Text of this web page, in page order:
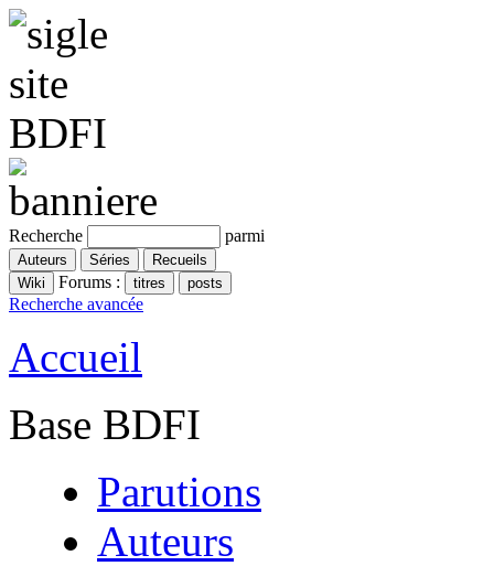
Recherche parmi
Forums :
Recherche avancée
Accueil
Base BDFI
Parutions
Auteurs